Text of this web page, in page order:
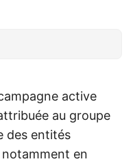
active
au groupe
des entités
en